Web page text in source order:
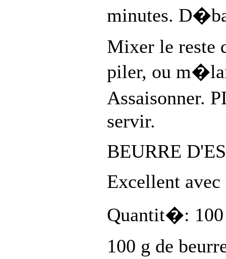
minutes.
Mixer le reste
piler, ou
Assaisonner.
servir.
BEURRE
Excellent avec
Quantit�:
100 g de